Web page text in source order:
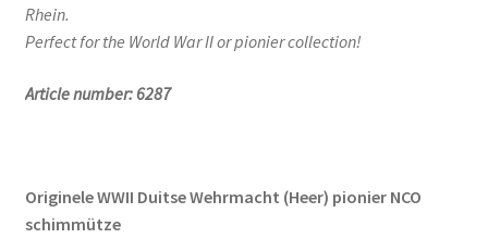
Rhein.
Perfect for the World War II or pionier collection!
Article number: 6287
Originele WWII Duitse Wehrmacht (Heer) pionier NCO
schimmütze